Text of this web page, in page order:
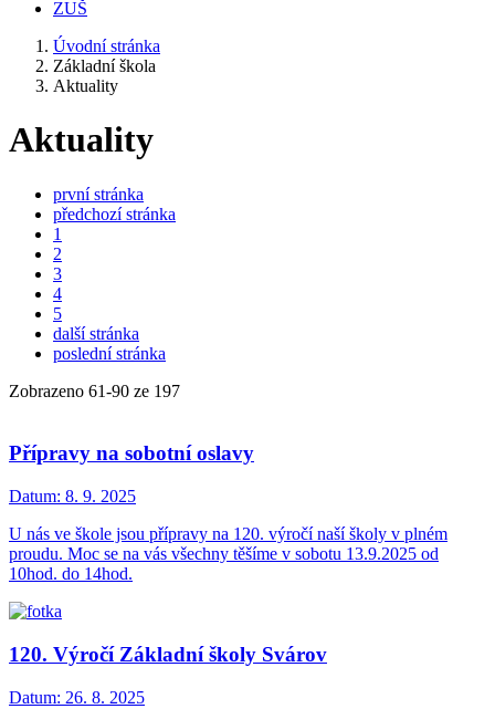
ZUŠ
Úvodní stránka
Základní škola
Aktuality
Aktuality
první stránka
předchozí stránka
1
2
3
4
5
další stránka
poslední stránka
Zobrazeno 61-90 ze 197
Přípravy na sobotní oslavy
Datum: 8. 9. 2025
U nás ve škole jsou přípravy na 120. výročí naší školy v plném
proudu. Moc se na vás všechny těšíme v sobotu 13.9.2025 od
10hod. do 14hod.
120. Výročí Základní školy Svárov
Datum: 26. 8. 2025